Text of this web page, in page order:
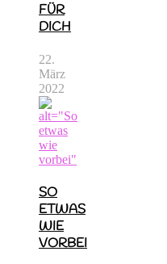
FÜR
DICH
22.
März
2022
SO
ETWAS
WIE
VORBEI